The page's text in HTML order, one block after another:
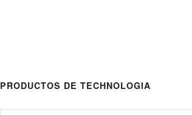
PRODUCTOS DE TECHNOLOGIA